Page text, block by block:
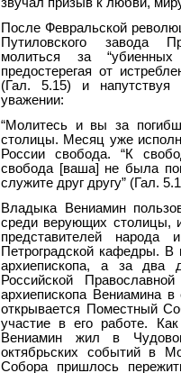
После Февральской
Путиловского завода
молиться за
предостерегая от
(Гал. 5.15) и
уважении:
“Молитесь и вы за
столицы. Месяц уже
России свобода. “К
свобода [ваша] не была
служите друг другу” (Гал.
Владыка Вениамин
среди верующих столицы,
представителей народа
Петроградской кафедры. В
архиепископа, а за два
Российской
архиепископа Вениамина в
открывается Поместный
участие в его работе.
Вениамин жил в
октябрьских событий в
Собора пришлось